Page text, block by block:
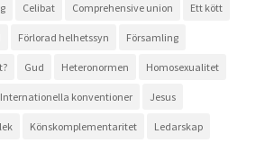
Celibat Comprehensive union Ett kött
Förlorad helhetssyn Församling
Gud Heteronormen Homosexualitet
Internationella konventioner Jesus
Könskomplementaritet Ledarskap